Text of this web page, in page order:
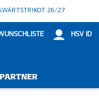
26/27
HSV ID